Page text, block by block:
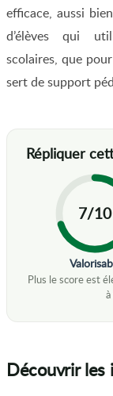
efficace, aussi
d’élèves qui
scolaires, que
sert de support
7/10
Découvrir les